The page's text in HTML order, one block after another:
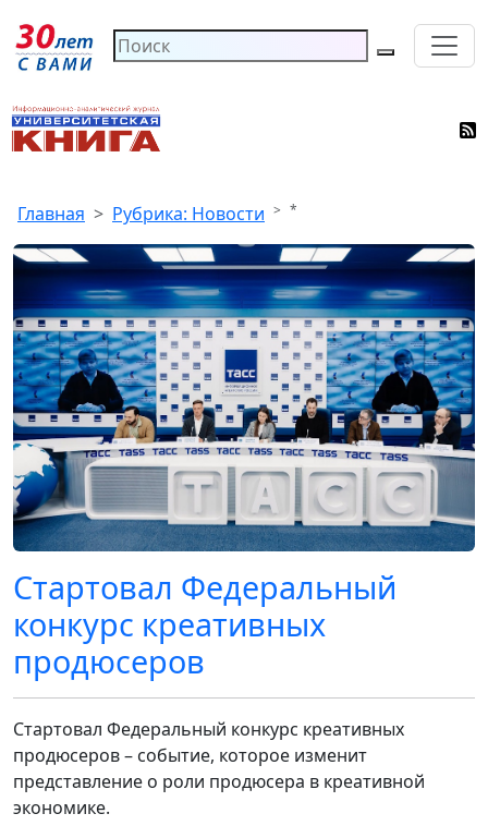
Главная Рубрика: Новости *
Стартовал Федеральный
конкурс креативных
продюсеров
Стартовал Федеральный конкурс креативных
продюсеров – событие, которое изменит
представление о роли продюсера в креативной
экономике.